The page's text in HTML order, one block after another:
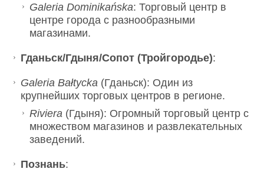
Galeria Dominikańska: Торговый центр в
центре города с разнообразными
магазинами.
Гданьск/Гдыня/Сопот (Тройгородье):
Galeria Bałtycka (Гданьск): Один из
крупнейших торговых центров в регионе.
Riviera (Гдыня): Огромный торговый центр с
множеством магазинов и развлекательных
заведений.
Познань: